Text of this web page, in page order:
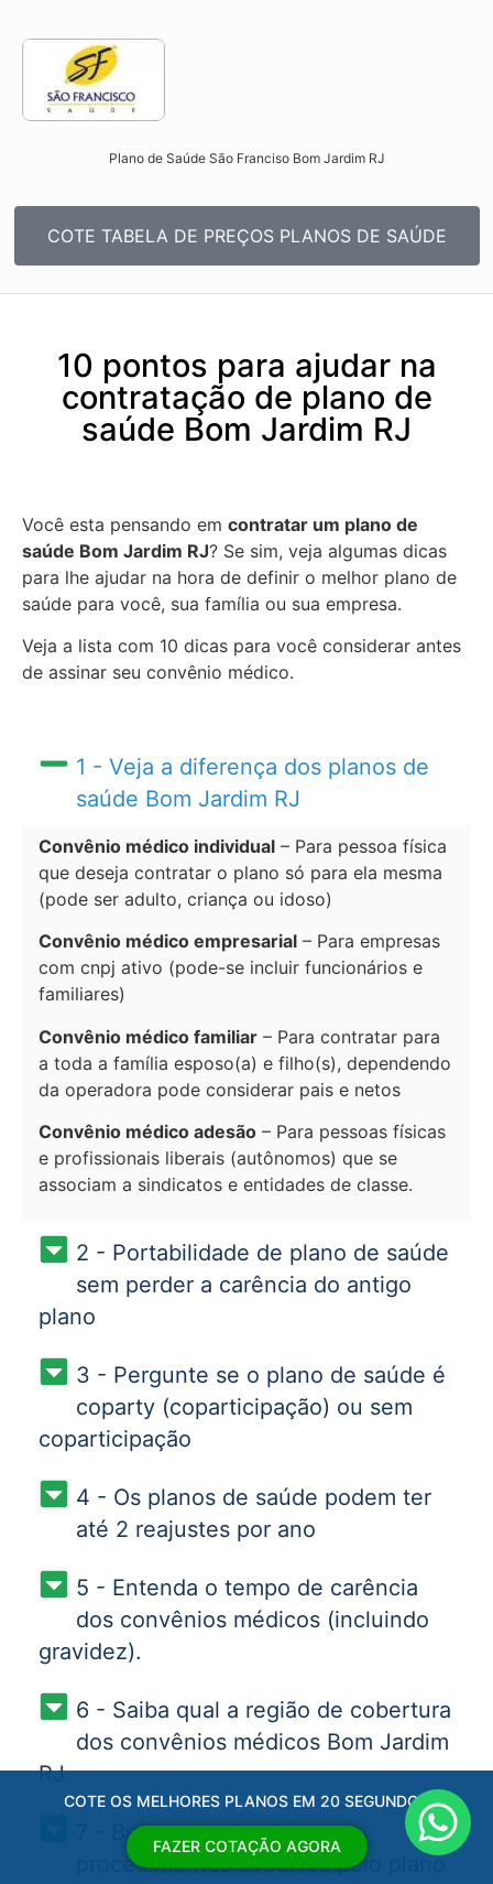
Plano de Saúde São Franciso Bom Jardim RJ​
COTE TABELA DE PREÇOS PLANOS DE SAÚDE
10 pontos para ajudar na
contratação de plano de
saúde Bom Jardim RJ
Você esta pensando em contratar um plano de
saúde Bom Jardim RJ? Se sim, veja algumas dicas
para lhe ajudar na hora de definir o melhor plano de
saúde para você, sua família ou sua empresa.
Veja a lista com 10 dicas para você considerar antes
de assinar seu convênio médico.
1 - Veja a diferença dos planos de
saúde Bom Jardim RJ
Convênio médico individual – Para pessoa física
que deseja contratar o plano só para ela mesma
(pode ser adulto, criança ou idoso)
Convênio médico empresarial – Para empresas
com cnpj ativo (pode-se incluir funcionários e
familiares)
Convênio médico familiar – Para contratar para
a toda a família esposo(a) e filho(s), dependendo
da operadora pode considerar pais e netos
Convênio médico adesão – Para pessoas físicas
e profissionais liberais (autônomos) que se
associam a sindicatos e entidades de classe.
2 - Portabilidade de plano de saúde
sem perder a carência do antigo
plano
3 - Pergunte se o plano de saúde é
coparty (coparticipação) ou sem
coparticipação
4 - Os planos de saúde podem ter
até 2 reajustes por ano
5 - Entenda o tempo de carência
dos convênios médicos (incluindo
gravidez).
6 - Saiba qual a região de cobertura
dos convênios médicos Bom Jardim
RJ
7 - Busque quais são os
procedimentos cobertos pelo plano
COTE OS MELHORES PLANOS EM 20 SEGUNDOS
FAZER COTAÇÃO AGORA